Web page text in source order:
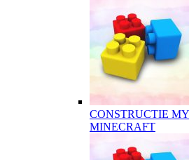
CONSTRUCTIE
MINECRAFT